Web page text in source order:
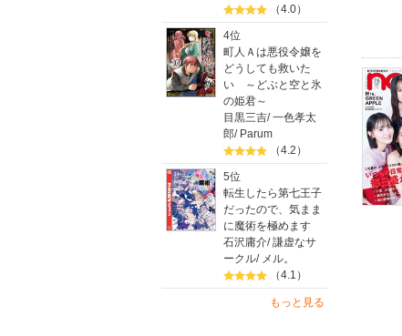
（4.0）
4位
町人Ａは悪役令嬢を
どうしても救いた
い ～どぶと空と氷
の姫君～
目黒三吉/一色孝太
郎/ Parum
（4.2）
5位
転生したら第七王子
だったので、気まま
に魔術を極めます
石沢庸介/謙虚なサ
ークル/ メル。
（4.1）
もっと見る